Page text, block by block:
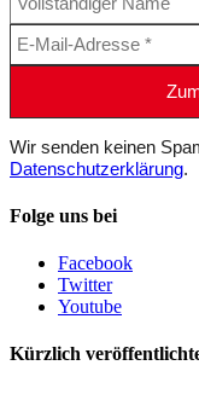
Wir senden keinen
Datenschutzerklärung.
Folge uns bei
Facebook
Twitter
Youtube
Kürzlich